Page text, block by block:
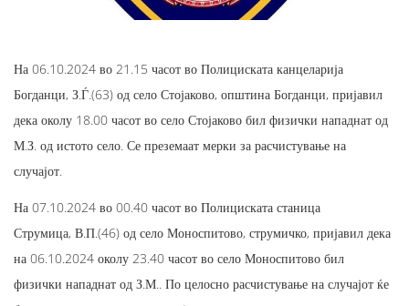
На 06.10.2024 во 21.15 часот во Полициската канцеларија
Богданци, З.Ѓ.(63) од село Стојаково, општина Богданци, пријавил
дека околу 18.00 часот во село Стојаково бил физички нападнат од
М.З. од истото село. Се преземаат мерки за расчистување на
случајот.
На 07.10.2024 во 00.40 часот во Полициската станица
Струмица, В.П.(46) од село Моноспитово, струмичко, пријавил дека
на 06.10.2024 околу 23.40 часот во село Моноспитово бил
физички нападнат од З.М.. По целосно расчистување на случајот ќе